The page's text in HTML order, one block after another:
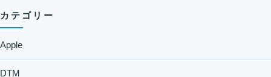
カテゴリー
Apple
DTM